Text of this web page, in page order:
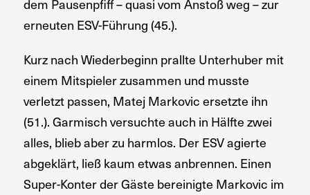
dem Pausenpfiff – quasi vom Anstoß weg – zur
erneuten ESV-Führung (45.).
Kurz nach Wiederbeginn prallte Unterhuber mit
einem Mitspieler zusammen und musste
verletzt passen, Matej Markovic ersetzte ihn
(51.). Garmisch versuchte auch in Hälfte zwei
alles, blieb aber zu harmlos. Der ESV agierte
abgeklärt, ließ kaum etwas anbrennen. Einen
Super-Konter der Gäste bereinigte Markovic im